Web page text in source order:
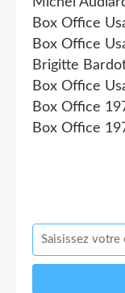
Box Office
Box Office
Brigitte
Box Office
Box Office
Box Office